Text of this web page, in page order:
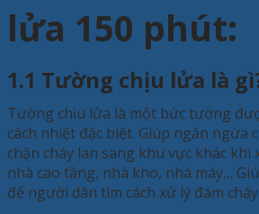
lửa 150 phút:
1.1 Tường chịu lửa là
Tường chịu lửa là một bức tường
cách nhiệt đặc biệt. Giúp ngăn ngừa
chặn cháy lan sang khu vực khác khi
nhà cao tầng, nhà kho, nhà máy…
để người dân tìm cách xử lý đám